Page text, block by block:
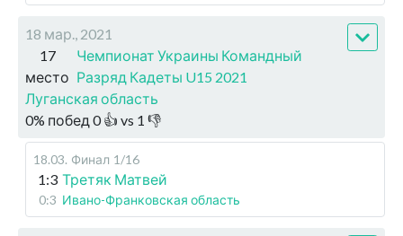
18 мар., 2021
17
место
Чемпионат Украины Командный
Разряд Кадеты U15 2021
Луганская область
0% побед 0👍 vs 1 👎
18.03. Финал 1/16
1:3 Третяк Матвей
0:3 Ивано-Франковская область